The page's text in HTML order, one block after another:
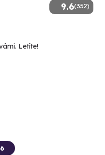
9.6(352)
Letíte!